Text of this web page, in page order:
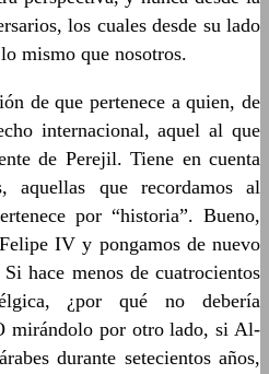
los cuales desde su lado
mismo que nosotros.
de que pertenece a quien, de
internacional, aquel al que
de Perejil. Tiene en cuenta
aquellas que recordamos al
por “historia”. Bueno,
IV y pongamos de nuevo
hace menos de cuatrocientos
¿por qué no debería
mirándolo por otro lado, si Al-
durante setecientos años,